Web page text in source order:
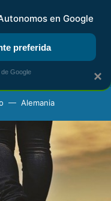
DIGITAL RENTA
Alemania
×
en Google
preferida
Google